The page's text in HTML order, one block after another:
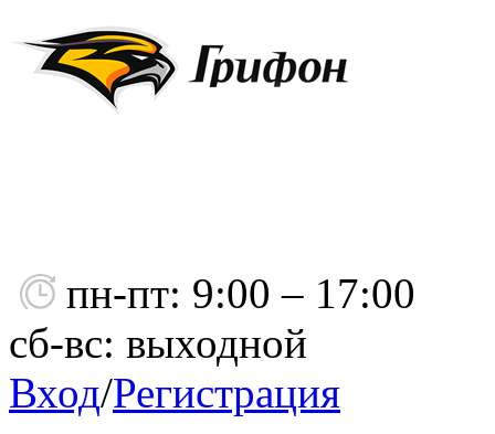
пн-пт: 9:00 – 17:00
сб-вс: выходной
Вход/Регистрация